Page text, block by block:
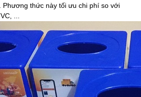
Phương thức này tối ưu chi phí so với
...